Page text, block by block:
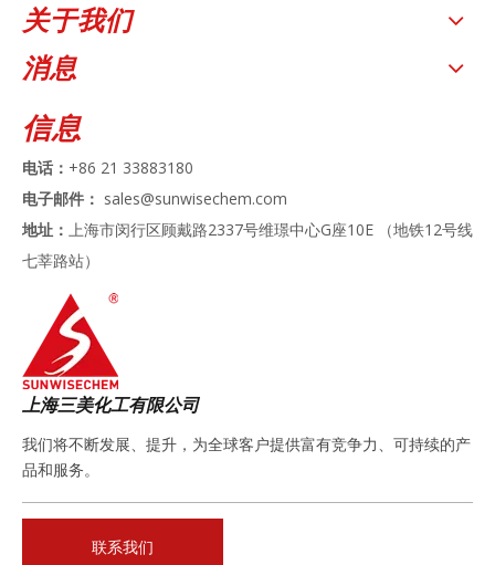
关于我们
消息
信息
电话： +86 21 33883180
电子邮件： sales@sunwisechem.com
地址： 上海市闵行区顾戴路2337号维璟中心G座10E （地铁12号线
七莘路站）
上海三美化工有限公司
我们将不断发展、提升，为全球客户提供富有竞争力、可持续的产
品和服务。
联系我们